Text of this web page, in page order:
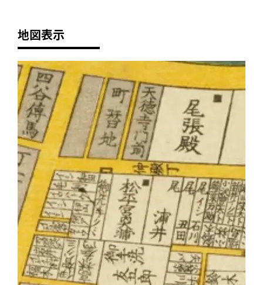
地図表示
+
-